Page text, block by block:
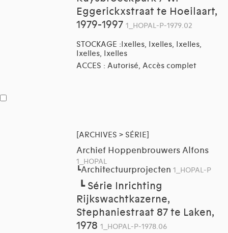
Eggerickxstraat te Hoeilaart,
1979-1997 1_HOPAL-P-1979.02
STOCKAGE :Ixelles, Ixelles, Ixelles,
Ixelles, Ixelles
ACCES : Autorisé, Accès complet
[ARCHIVES > SÉRIE]
Archief Hoppenbrouwers Alfons
1_HOPAL
┗Architectuurprojecten 1_HOPAL-P
┗ Série Inrichting
Rijkswachtkazerne,
Stephaniestraat 87 te Laken,
1978 1_HOPAL-P-1978.06